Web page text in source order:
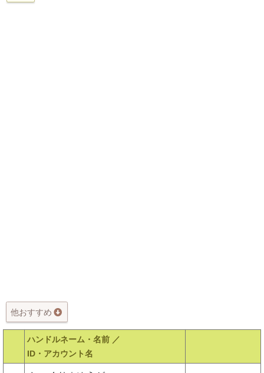
他おすすめ
ハンドルネーム・名前 ／
ID・アカウント名